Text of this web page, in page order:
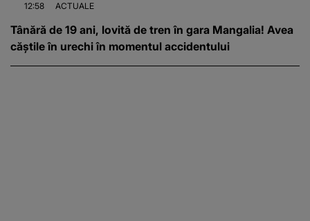
12:58 ACTUALE
Tânără de 19 ani, lovită de tren în gara Mangalia! Avea
căștile în urechi în momentul accidentului